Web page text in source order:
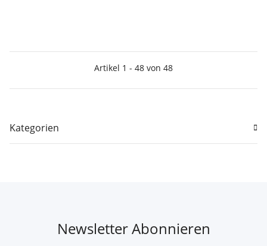
Artikel 1 - 48 von 48
Kategorien
Newsletter Abonnieren